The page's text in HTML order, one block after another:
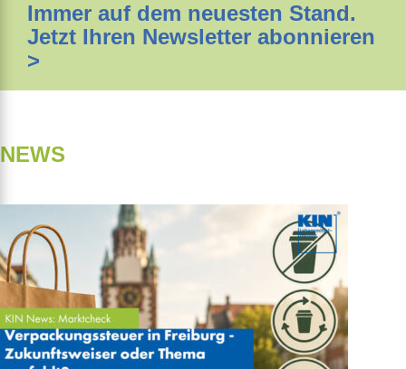
Immer auf dem neuesten Stand.
Jetzt Ihren Newsletter abonnieren
>
NEWS